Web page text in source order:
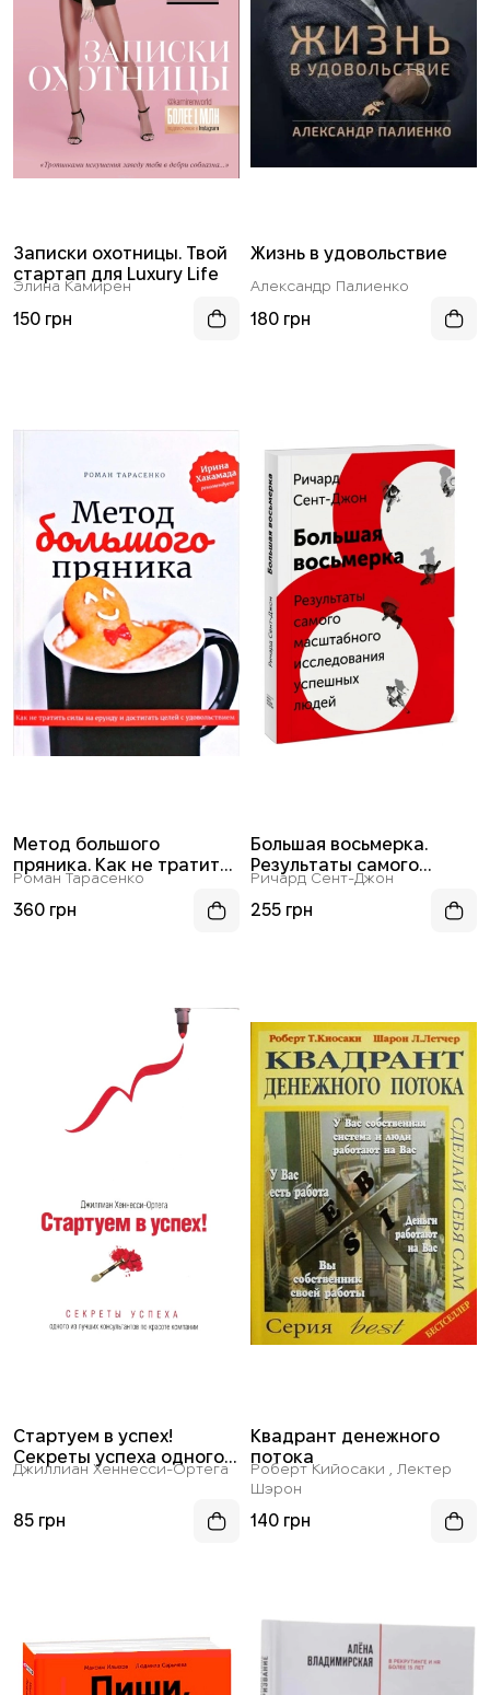
Записки охотницы. Твой
стартап для Luxury Life
Элина Камирен
150 грн
Жизнь в удовольствие
Александр Палиенко
180 грн
Метод большого
пряника. Как не тратить
силы на ерунду и
достигать целей с
Роман Тарасенко
360 грн
Большая восьмерка.
Результаты самого
масштабного
исследования успешных
Ричард Сент-Джон
255 грн
Стартуем в успех!
Секреты успеха одного
из лучших консультантов
Mary Kay
Джиллиан Хеннесси-Ортега
85 грн
Квадрант денежного
потока
Роберт Кийосаки , Лектер
Шэрон
140 грн